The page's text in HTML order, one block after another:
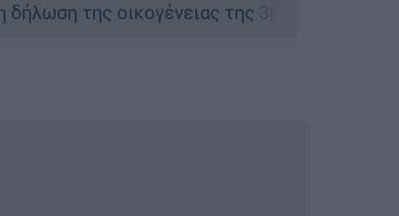
οικογένειας της 38χρονης Βρετανίδας